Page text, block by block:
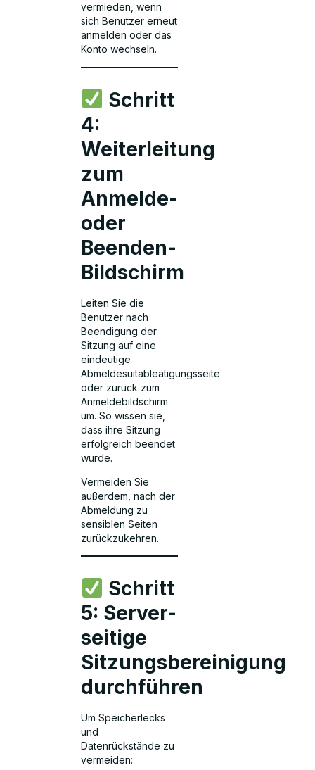
vermieden, wenn
sich Benutzer erneut
anmelden oder das
Konto wechseln.
Schritt
4:
Weiterleitung
zum
Anmelde-
oder
Beenden-
Bildschirm
Leiten Sie die
Benutzer nach
Beendigung der
Sitzung auf eine
eindeutige
Abmeldesuitableätigungsseite
oder zurück zum
Anmeldebildschirm
um. So wissen sie,
dass ihre Sitzung
erfolgreich beendet
wurde.
Vermeiden Sie
außerdem, nach der
Abmeldung zu
sensiblen Seiten
zurückzukehren.
Schritt
5: Server-
seitige
Sitzungsbereinigung
durchführen
Um Speicherlecks
und
Datenrückstände zu
vermeiden: